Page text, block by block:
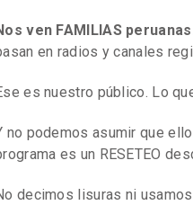
ven FAMILIAS
en radios y canales
es nuestro público. Lo
no podemos asumir que
es un RESETEO
decimos lisuras ni